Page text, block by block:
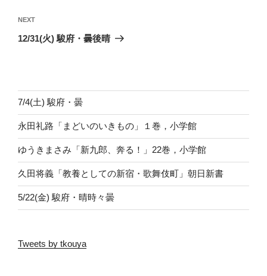
ビ
ゲ
ン
Next
Post
NEXT
12/31(火) 駿府・曇後晴
7/4(土) 駿府・曇
永田礼路「まどいのいきもの」１巻，小学館
ゆうきまさみ「新九郎、奔る！」22巻，小学館
久田将義「教養としての新宿・歌舞伎町」朝日新書
5/22(金) 駿府・晴時々曇
Tweets by tkouya